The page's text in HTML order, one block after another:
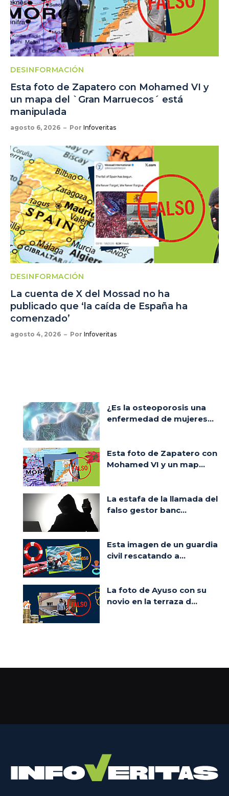
DESINFORMACIÓN
Esta foto de Zapatero con Mohamed VI y
un mapa del `Gran Marruecos´ está
manipulada
agosto 6, 2026 Por Infoveritas
DESINFORMACIÓN
La cuenta de X del Mossad no ha
publicado que ‘la caída de España ha
comenzado’
agosto 4, 2026 Por Infoveritas
¿Es la osteoporosis una
enfermedad de mujeres...
Esta foto de Zapatero con
Mohamed VI y un map...
La estafa de la llamada del
falso gestor banc...
Esta imagen de un guardia
civil rescatando a...
La foto de Ayuso con su
novio en la terraza d...